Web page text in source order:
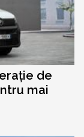
de
mai